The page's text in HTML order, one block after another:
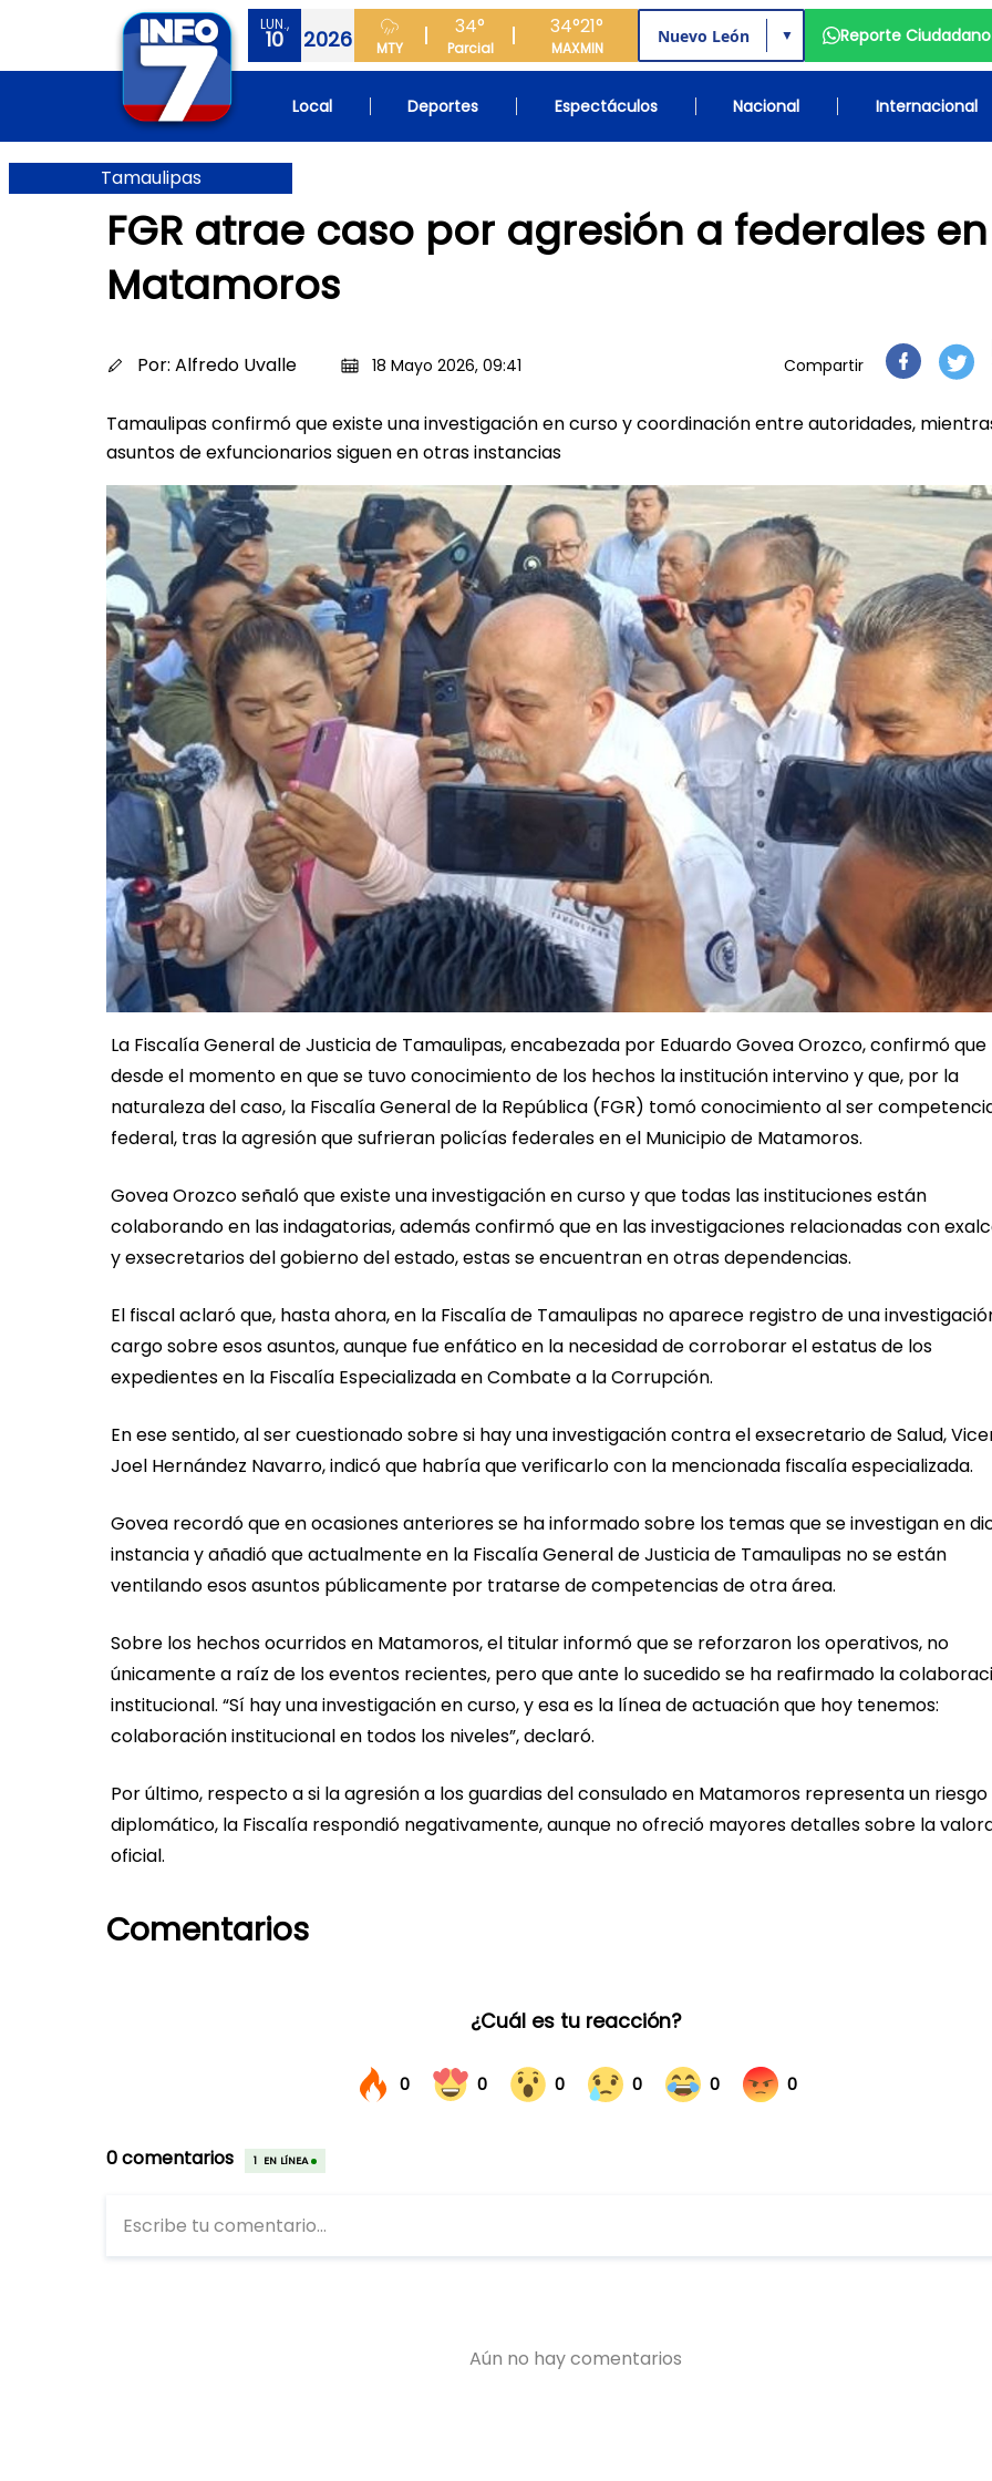
LUN.,
10 2026 MTY
34°
Parcial
34°
MAX
21°
MIN
▼ Reporte Ciudadano
Local Deportes Espectáculos Nacional Internacional
Tamaulipas
FGR atrae caso por agresión a federales en
Matamoros
Por: Alfredo Uvalle 18 Mayo 2026, 09:41 Compartir
Tamaulipas confirmó que existe una investigación en curso y coordinación entre autoridades,
asuntos de exfuncionarios siguen en otras instancias
La Fiscalía General de Justicia de Tamaulipas, encabezada por Eduardo Govea Orozco, confirmó que
desde el momento en que se tuvo conocimiento de los hechos la institución intervino y que, por la
naturaleza del caso, la Fiscalía General de la República (FGR) tomó conocimiento al ser
federal, tras la agresión que sufrieran policías federales en el Municipio de Matamoros.
Govea Orozco señaló que existe una investigación en curso y que todas las instituciones están
colaborando en las indagatorias, además confirmó que en las investigaciones relacionadas con
y exsecretarios del gobierno del estado, estas se encuentran en otras dependencias.
El fiscal aclaró que, hasta ahora, en la Fiscalía de Tamaulipas no aparece registro de una
cargo sobre esos asuntos, aunque fue enfático en la necesidad de corroborar el estatus de los
expedientes en la Fiscalía Especializada en Combate a la Corrupción.
En ese sentido, al ser cuestionado sobre si hay una investigación contra el exsecretario de Salud,
Joel Hernández Navarro, indicó que habría que verificarlo con la mencionada fiscalía especializada.
Govea recordó que en ocasiones anteriores se ha informado sobre los temas que se investigan en
instancia y añadió que actualmente en la Fiscalía General de Justicia de Tamaulipas no se están
ventilando esos asuntos públicamente por tratarse de competencias de otra área.
Sobre los hechos ocurridos en Matamoros, el titular informó que se reforzaron los operativos, no
únicamente a raíz de los eventos recientes, pero que ante lo sucedido se ha reafirmado la
institucional. “Sí hay una investigación en curso, y esa es la línea de actuación que hoy tenemos:
colaboración institucional en todos los niveles”, declaró.
Por último, respecto a si la agresión a los guardias del consulado en Matamoros representa un riesgo
diplomático, la Fiscalía respondió negativamente, aunque no ofreció mayores detalles sobre la
oficial.
Comentarios